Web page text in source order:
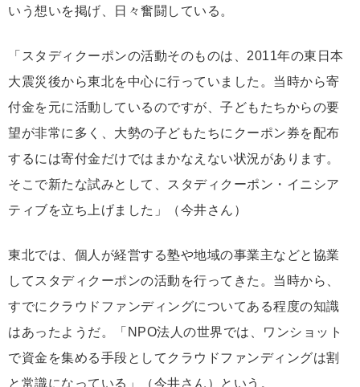
いう想いを掲げ、日々奮闘している。
「スタディクーポンの活動そのものは、2011年の東日本
大震災後から東北を中心に行っていました。当時から寄
付金を元に活動しているのですが、子どもたちからの要
望が非常に多く、大勢の子どもたちにクーポン券を配布
するには寄付金だけではまかなえない状況があります。
そこで新たな試みとして、スタディクーポン・イニシア
ティブを立ち上げました」（今井さん）
東北では、個人が経営する塾や地域の事業主などと協業
してスタディクーポンの活動を行ってきた。当時から、
すでにクラウドファンディングについてある程度の知識
はあったようだ。「NPO法人の世界では、ワンショット
で資金を集める手段としてクラウドファンディングは割
と常識になっている」（今井さん）という。